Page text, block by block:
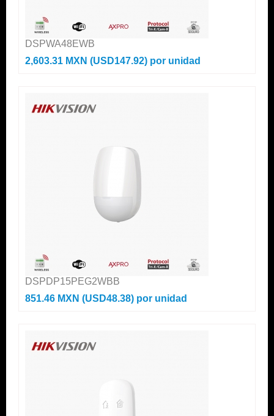
DSPWA48EWB
2,603.31 MXN (USD147.92) por unidad
DSPDP15PEG2WBB
851.46 MXN (USD48.38) por unidad